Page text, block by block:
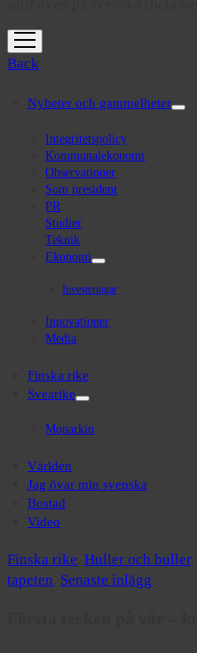
open
menu
Back
Nyheter och gammelheter
open
Integritetspolicy
Kommunalekonomi
Observationer
Som president
PR
Studier
Teknik
Ekonomi
open
Investeringar
Innovationer
Media
Finska rike
Svearike
open
Monarkin
Världen
Jag övar min svenska
Bostad
Video
Finska rike Huller och buller,
tapeten Senaste inlägg